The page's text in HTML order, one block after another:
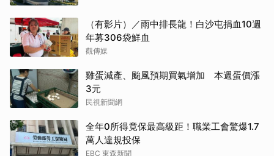
（有影片）／雨中排長龍！白沙屯捐血10週
年募306袋鮮血
觀傳媒
雞蛋減產、颱風預期買氣增加 本週蛋價漲
3元
民視新聞網
全年0所得竟保最高級距！職業工會驚爆1.7
萬人違規投保
EBC 東森新聞